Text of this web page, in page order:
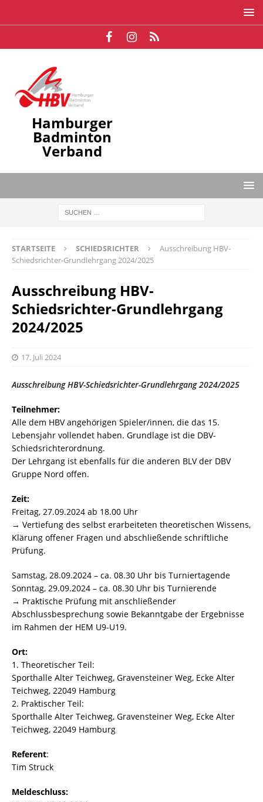
Hamburger
Badminton
Verband
STARTSEITE SCHIEDSRICHTER
Ausschreibung HBV-
Schiedsrichter-Grundlehrgang 2024/2025
Ausschreibung HBV-
Schiedsrichter-Grundlehrgang
2024/2025
17. Juli 2024
Ausschreibung HBV-Schiedsrichter-Grundlehrgang 2024/2025
Teilnehmer:
Alle dem HBV angehörigen Spieler/innen, die das 15.
Lebensjahr vollendet haben. Grundlage ist die DBV-
Schiedsrichterordnung.
Der Lehrgang ist ebenfalls für die anderen BLV der DBV
Gruppe Nord offen.
Zeit:
Freitag, 27.09.2024 ab 18.00 Uhr
→ Vertiefung des selbst erarbeiteten theoretischen Wissens,
Klärung offener Fragen und abschließende schriftliche
Prüfung.
Samstag, 28.09.2024 – ca. 08.30 Uhr bis Turniertagende
Sonntag, 29.09.2024 – ca. 08.30 Uhr bis Turnierende
→ Praktische Prüfung mit anschließender
Abschlussbesprechung sowie Bekanntgabe der Ergebnisse
im Rahmen der HEM U9-U19.
Ort:
1. Theoretischer Teil:
Sporthalle Alter Teichweg, Gravensteiner Weg, Ecke Alter
Teichweg, 22049 Hamburg
2. Praktischer Teil:
Sporthalle Alter Teichweg, Gravensteiner Weg, Ecke Alter
Teichweg, 22049 Hamburg
Referent:
Tim Struck
Meldeschluss: